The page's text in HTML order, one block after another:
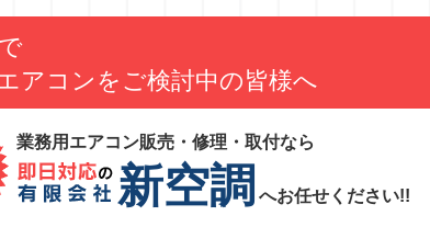
アコンをご検討中の皆様へ
業務用エアコン販売・修理・取付なら
新空調 へお任せください!!